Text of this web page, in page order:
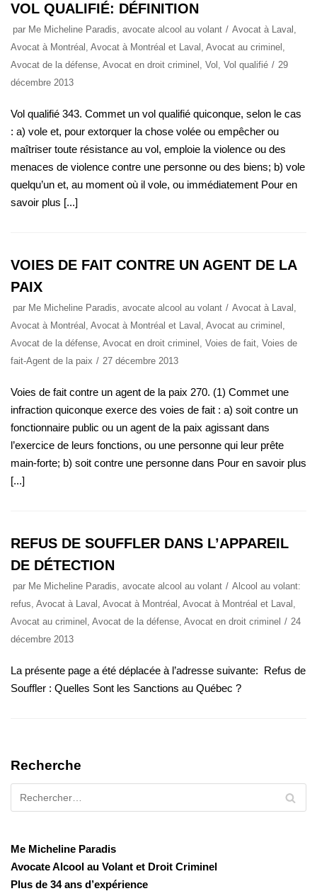
VOL QUALIFIÉ: DÉFINITION
par Me Micheline Paradis, avocate alcool au volant Avocat à Laval ,
Avocat à Montréal , Avocat à Montréal et Laval , Avocat au criminel ,
Avocat de la défense, Avocat en droit criminel , Vol , Vol qualifié
29
décembre 2013
Vol qualifié 343. Commet un vol qualifié quiconque, selon le cas
: a) vole et, pour extorquer la chose volée ou empêcher ou
maîtriser toute résistance au vol, emploie la violence ou des
menaces de violence contre une personne ou des biens; b) vole
quelqu’un et, au moment où il vole, ou immédiatement Pour en
savoir plus [...]
VOIES DE FAIT CONTRE UN AGENT DE LA
PAIX
par Me Micheline Paradis, avocate alcool au volant Avocat à Laval ,
Avocat à Montréal , Avocat à Montréal et Laval , Avocat au criminel ,
Avocat de la défense, Avocat en droit criminel , Voies de fait, Voies de
fait-Agent de la paix
27 décembre 2013
Voies de fait contre un agent de la paix 270. (1) Commet une
infraction quiconque exerce des voies de fait : a) soit contre un
fonctionnaire public ou un agent de la paix agissant dans
l’exercice de leurs fonctions, ou une personne qui leur prête
main-forte; b) soit contre une personne dans Pour en savoir plus
[...]
REFUS DE SOUFFLER DANS L’APPAREIL
DE DÉTECTION
par Me Micheline Paradis, avocate alcool au volant
Alcool au volant:
refus, Avocat à Laval , Avocat à Montréal , Avocat à Montréal et Laval ,
Avocat au criminel , Avocat de la défense, Avocat en droit criminel
24
décembre 2013
La présente page a été déplacée à l’adresse suivante: Refus de
Souffler : Quelles Sont les Sanctions au Québec ?
Recherche
Me Micheline Paradis
Avocate Alcool au Volant et Droit Criminel
Plus de 34 ans d’expérience